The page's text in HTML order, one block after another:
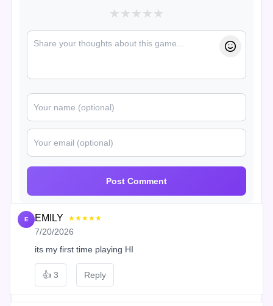
★ ★ ★ ★ ★
Post Comment
E EMILY ★★★★★
7/20/2026
its my first time playing HI
👍 3 Reply